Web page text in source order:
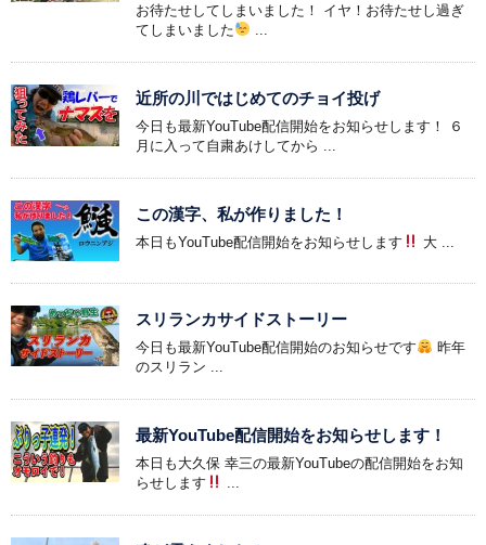
お待たせしてしまいました！ イヤ！お待たせし過ぎ
てしまいました
近所の川ではじめてのチョイ投げ
今日も最新YouTube配信開始をお知らせします！ ６
月に入って自粛あけしてから ...
この漢字、私が作りました！
本日もYouTube配信開始をお知らせします 大 ...
スリランカサイドストーリー
今日も最新YouTube配信開始のお知らせです
昨年
のスリラン ...
最新YouTube配信開始をお知らせします！
本日も大久保 幸三の最新YouTubeの配信開始をお知
らせします